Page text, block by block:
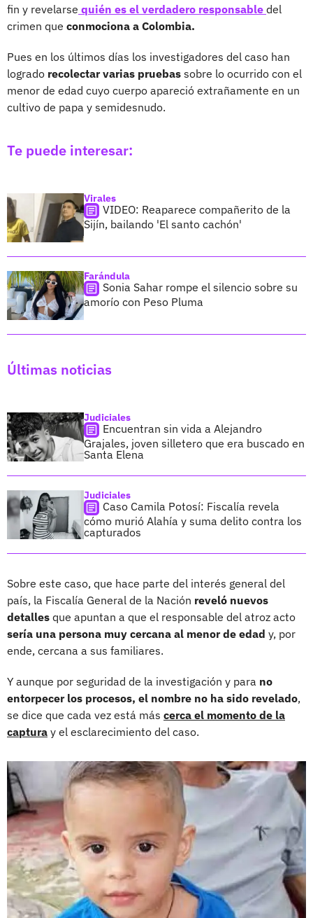
fin y revelarse quién es el verdadero responsable del
crimen que conmociona a Colombia.
Pues en los últimos días los investigadores del caso han
logrado recolectar varias pruebas sobre lo ocurrido con el
menor de edad cuyo cuerpo apareció extrañamente en un
cultivo de papa y semidesnudo.
Te puede interesar:
Virales
VIDEO: Reaparece compañerito de la
Sijín, bailando 'El santo cachón'
Farándula
Sonia Sahar rompe el silencio sobre su
amorío con Peso Pluma
Últimas noticias
Judiciales
Encuentran sin vida a Alejandro
Grajales, joven silletero que era buscado en
Santa Elena
Judiciales
Caso Camila Potosí: Fiscalía revela
cómo murió Alahía y suma delito contra los
capturados
Sobre este caso, que hace parte del interés general del
país, la Fiscalía General de la Nación reveló nuevos
detalles que apuntan a que el responsable del atroz acto
sería una persona muy cercana al menor de edad y, por
ende, cercana a sus familiares.
Y aunque por seguridad de la investigación y para no
entorpecer los procesos, el nombre no ha sido revelado,
se dice que cada vez está más cerca el momento de la
captura y el esclarecimiento del caso.